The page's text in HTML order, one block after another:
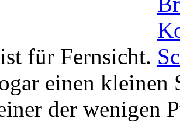
für Fernsicht.
einen kleinen
der wenigen